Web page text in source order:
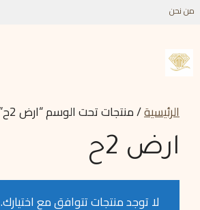
من نحن
الرئيسية/ منتجات تحت الوسم “ارض 2ح”
ارض 2ح
لا توجد منتجات تتوافق مع اختيارك.